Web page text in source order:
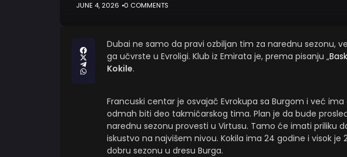
JUNE 4, 2026 0 COMMENTS
Dubai ne samo da pravi ozbiljan tim za narednu sezonu,
ga učvrste u Evroligi. Klub iz Emirata je, prema pisanju „
Kokile.
Francuski centar je osvajač Evrokupa sa Burgom i već
odmah biti deo takmičarskog tima. Plan je da bude
narednu sezonu provesti u Virtusu. Tamo će imati priliku
iskustvo na najvišem nivou. Kokila ima 24 godine i visok
dobru sezonu u dresu Burga.